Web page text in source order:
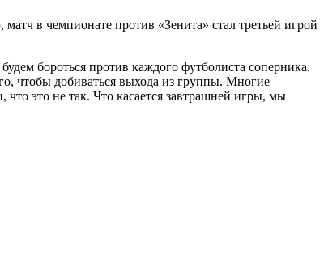
в чемпионате против «Зенита» стал третьей игрой
бороться против каждого футболиста соперника.
чтобы добиваться выхода из группы. Многие
это не так. Что касается завтрашней игры, мы